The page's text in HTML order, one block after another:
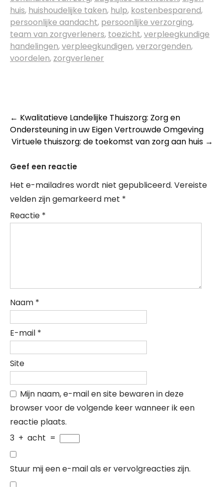
huis, huishoudelijke taken, hulp, kostenbesparend,
persoonlijke aandacht, persoonlijke verzorging,
team van zorgverleners, toezicht,verpleegkundige
handelingen,verpleegkundigen,verzorgenden,
voordelen, zorgverlener
Post
navigation
← Kwalitatieve Landelijke Thuiszorg: Zorg en
Ondersteuning in uw Eigen Vertrouwde Omgeving
Virtuele thuiszorg: de toekomst van zorg aan huis →
Geef een reactie
Het e-mailadres wordt niet gepubliceerd. Vereiste
velden zijn gemarkeerd met *
Reactie *
Naam *
E-mail *
Site
Mijn naam, e-mail en site bewaren in deze
browser voor de volgende keer wanneer ik een
reactie plaats.
3 + acht =
Stuur mij een e-mail als er vervolgreacties zijn.